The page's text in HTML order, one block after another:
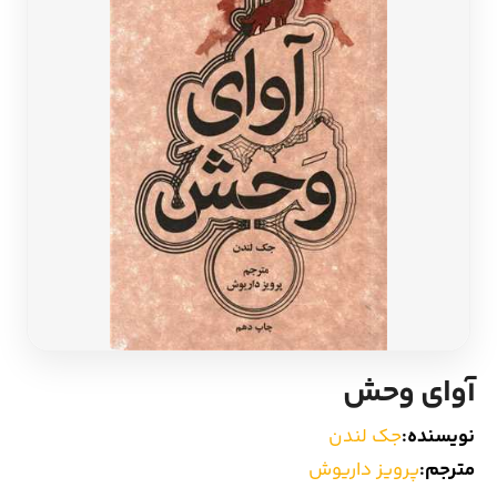
کودک و نوجوان
ادبیات روسیه
ادبیات آمریکای لاتین
ادبیات آلمان
ادبیات ترکیه
ادبیات آسیا
سایر کشورهای اروپا
داستان کوتاه
شعر و متون کهن
آوای وحش
نویسنده:جک لندن
مترجم:پرویز داریوش